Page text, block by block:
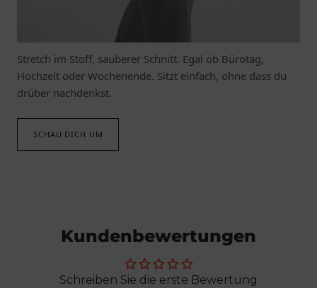
Mode die mitgeht.
Stretch im Stoff, sauberer Schnitt. Egal ob Bürotag,
Hochzeit oder Wochenende. Sitzt einfach, ohne dass du
drüber nachdenkst.
SCHAU DICH UM
Kundenbewertungen
Schreiben Sie die erste Bewertung